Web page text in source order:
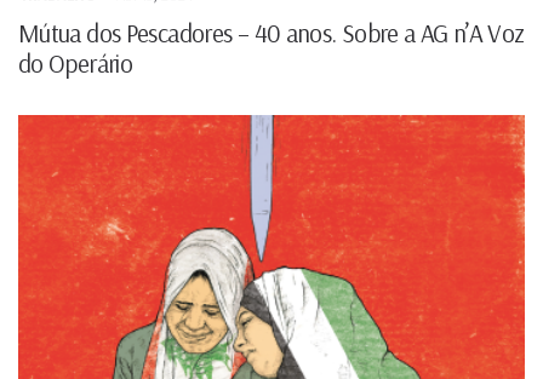
Mútua dos Pescadores – 40 anos. Sobre a AG n’A Voz
do Operário